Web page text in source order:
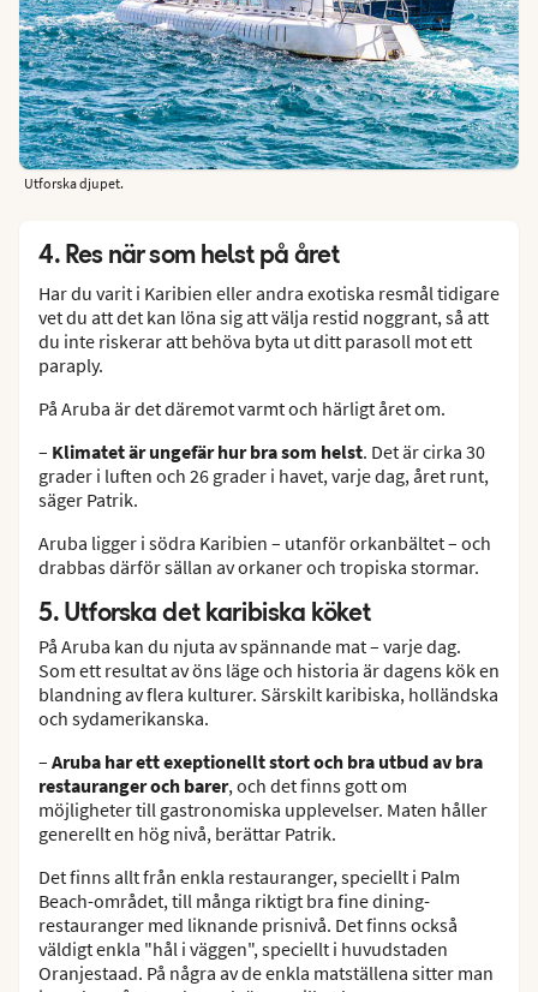
Utforska djupet.
4. Res när som helst på året
Har du varit i Karibien eller andra exotiska resmål tidigare
vet du att det kan löna sig att välja restid noggrant, så att
du inte riskerar att behöva byta ut ditt parasoll mot ett
paraply.
På Aruba är det däremot varmt och härligt året om.
– Klimatet är ungefär hur bra som helst. Det är cirka 30
grader i luften och 26 grader i havet, varje dag, året runt,
säger Patrik.
Aruba ligger i södra Karibien – utanför orkanbältet – och
drabbas därför sällan av orkaner och tropiska stormar.
5. Utforska det karibiska köket
På Aruba kan du njuta av spännande mat – varje dag.
Som ett resultat av öns läge och historia är dagens kök en
blandning av flera kulturer. Särskilt karibiska, holländska
och sydamerikanska.
– Aruba har ett exeptionellt stort och bra utbud av bra
restauranger och barer, och det finns gott om
möjligheter till gastronomiska upplevelser. Maten håller
generellt en hög nivå, berättar Patrik.
Det finns allt från enkla restauranger, speciellt i Palm
Beach-området, till många riktigt bra fine dining-
restauranger med liknande prisnivå. Det finns också
väldigt enkla "hål i väggen", speciellt i huvudstaden
Oranjestaad. På några av de enkla matställena sitter man